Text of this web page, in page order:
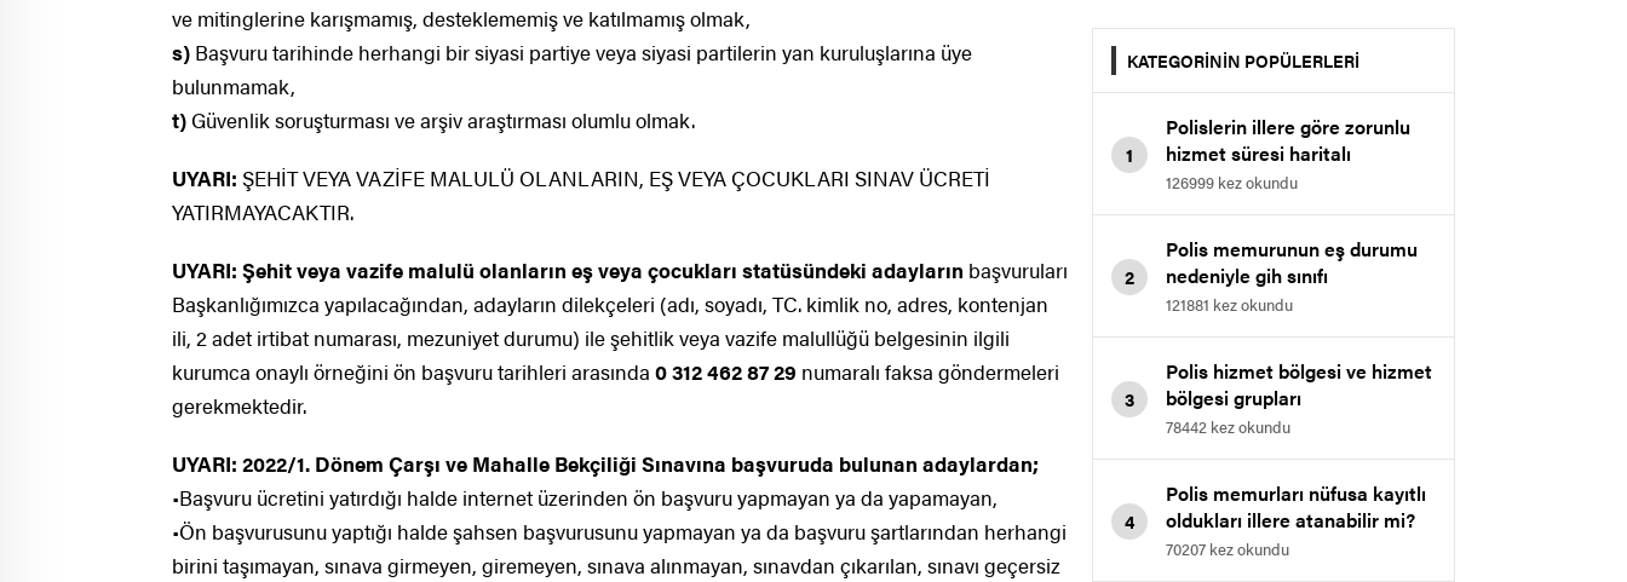
ve mitinglerine karışmamış, desteklememiş ve katılmamış olmak,
s) Başvuru tarihinde herhangi bir siyasi partiye veya siyasi partilerin yan kuruluşlarına üye
bulunmamak,
t) Güvenlik soruşturması ve arşiv araştırması olumlu olmak.
UYARI: ŞEHİT VEYA VAZİFE MALULÜ OLANLARIN, EŞ VEYA ÇOCUKLARI SINAV ÜCRETİ
YATIRMAYACAKTIR.
UYARI: Şehit veya vazife malulü olanların eş veya çocukları statüsündeki adayların başvuruları
Başkanlığımızca yapılacağından, adayların dilekçeleri (adı, soyadı, TC. kimlik no, adres, kontenjan
ili, 2 adet irtibat numarası, mezuniyet durumu) ile şehitlik veya vazife malullüğü belgesinin ilgili
kurumca onaylı örneğini ön başvuru tarihleri arasında 0 312 462 87 29 numaralı faksa göndermeleri
gerekmektedir.
UYARI: 2022/1. Dönem Çarşı ve Mahalle Bekçiliği Sınavına başvuruda bulunan adaylardan;
•Başvuru ücretini yatırdığı halde internet üzerinden ön başvuru yapmayan ya da yapamayan,
•Ön başvurusunu yaptığı halde şahsen başvurusunu yapmayan ya da başvuru şartlarından herhangi
birini taşımayan, sınava girmeyen, giremeyen, sınava alınmayan, sınavdan çıkarılan, sınavı geçersiz
KATEGORİNİN POPÜLERLERİ
1
Polislerin illere göre zorunlu
hizmet süresi haritalı
gösterim.
126999 kez okundu
2
Polis memurunun eş durumu
nedeniyle gih sınıfı
memurluğuna geçmesi.
121881 kez okundu
3
Polis hizmet bölgesi ve hizmet
bölgesi grupları
78442 kez okundu
4
Polis memurları nüfusa kayıtlı
oldukları illere atanabilir mi?
70207 kez okundu